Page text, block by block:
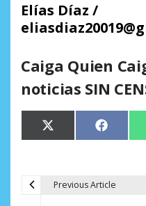
Elías Díaz /
Caiga Quien
noticias SIN
Compartir
en
X
(Twitter) en
Previous Article